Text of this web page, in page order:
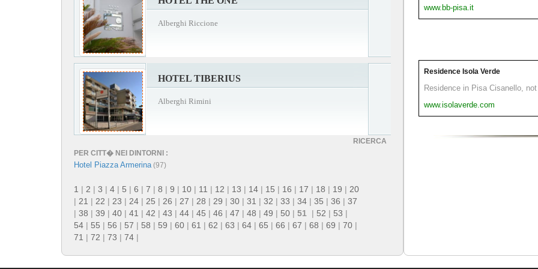
Alberghi Riccione
HOTEL TIBERIUS
Alberghi Rimini
RICERCA
PER CITT� NEI DINTORNI :
Hotel Piazza Armerina(97)
1 | 2 | 3 | 4 | 5 | 6 | 7 | 8 | 9 | 10 | 11 | 12 | 13 | 14 | 15 | 16 | 17 | 18 | 19 | 20
| 21 | 22 | 23 | 24 | 25 | 26 | 27 | 28 | 29 | 30 | 31 | 32 | 33 | 34 | 35 | 36 | 37
| 38 | 39 | 40 | 41 | 42 | 43 | 44 | 45 | 46 | 47 | 48 | 49 | 50 | 51 | 52 | 53 |
54 | 55 | 56 | 57 | 58 | 59 | 60 | 61 | 62 | 63 | 64 | 65 | 66 | 67 | 68 | 69 | 70 |
71 | 72 | 73 | 74 |
www.bb-pisa.it
Residence Isola Verde
Residence in Pisa Cisanello,
www.isolaverde.com